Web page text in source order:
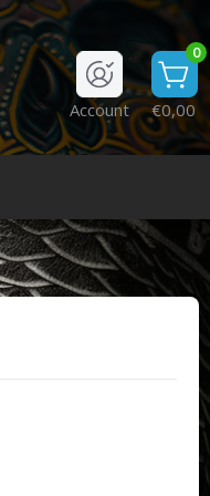
0
€0,00
Account